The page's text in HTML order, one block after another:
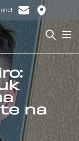
Search
na